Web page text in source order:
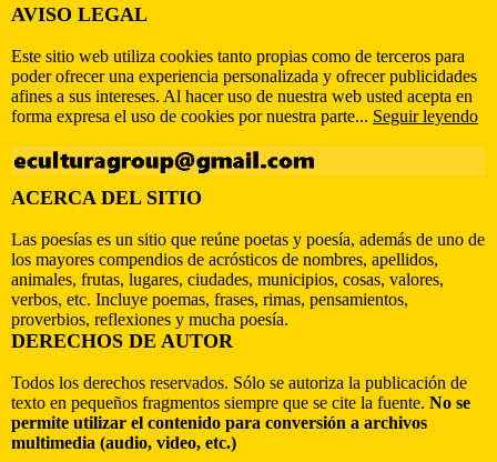
AVISO LEGAL
Este sitio web utiliza cookies tanto propias como de terceros para
poder ofrecer una experiencia personalizada y ofrecer publicidades
afines a sus intereses. Al hacer uso de nuestra web usted acepta en
forma expresa el uso de cookies por nuestra parte... Seguir leyendo
ACERCA DEL SITIO
Las poesías es un sitio que reúne poetas y poesía, además de uno de
los mayores compendios de acrósticos de nombres, apellidos,
animales, frutas, lugares, ciudades, municipios, cosas, valores,
verbos, etc. Incluye poemas, frases, rimas, pensamientos,
proverbios, reflexiones y mucha poesía.
DERECHOS DE AUTOR
Todos los derechos reservados. Sólo se autoriza la publicación de
texto en pequeños fragmentos siempre que se cite la fuente. No se
permite utilizar el contenido para conversión a archivos
multimedia (audio, video, etc.)